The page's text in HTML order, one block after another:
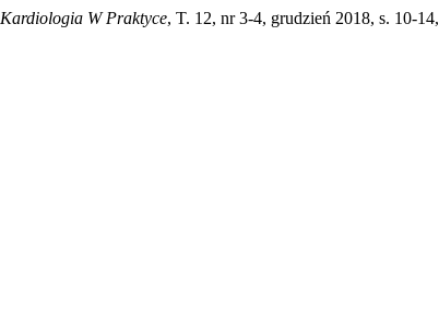
Kardiologia W Praktyce, T. 12, nr 3-4, grudzień 2018, s. 10-14,